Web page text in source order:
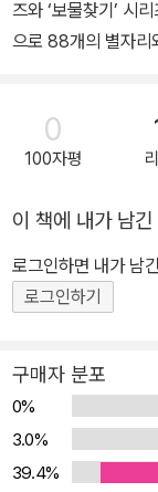
즈와 ‘보물찾기’ 시
으로 88개의 별자리
0
100자평
이 책에 내가 남긴
로그인하면 내가 남
로그인하기
구매자 분포
0%
3.0%
39.4%